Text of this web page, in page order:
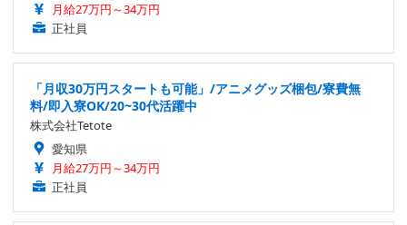
月給27万円～34万円
正社員
「月収30万円スタートも可能」/アニメグッズ梱包/寮費無
料/即入寮OK/20~30代活躍中
株式会社Tetote
愛知県
月給27万円～34万円
正社員